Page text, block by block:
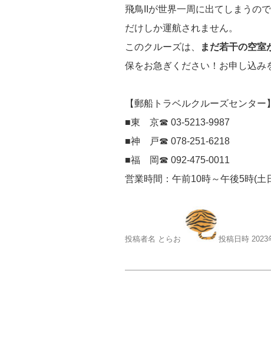
飛鳥IIが世界一周に出てしまうの
だけしか運航されません。
このクルーズは、
まだ若干の空室
保をお急ぎください！お申し込み
【郵船トラベルクルーズセンター】
■東 京☎ 03-5213-9987
■神 戸☎ 078-251-6218
■福 岡☎ 092-475-0011
営業時間：午前10時～午後5時(土
投稿者名 とらお 投稿日時 2023